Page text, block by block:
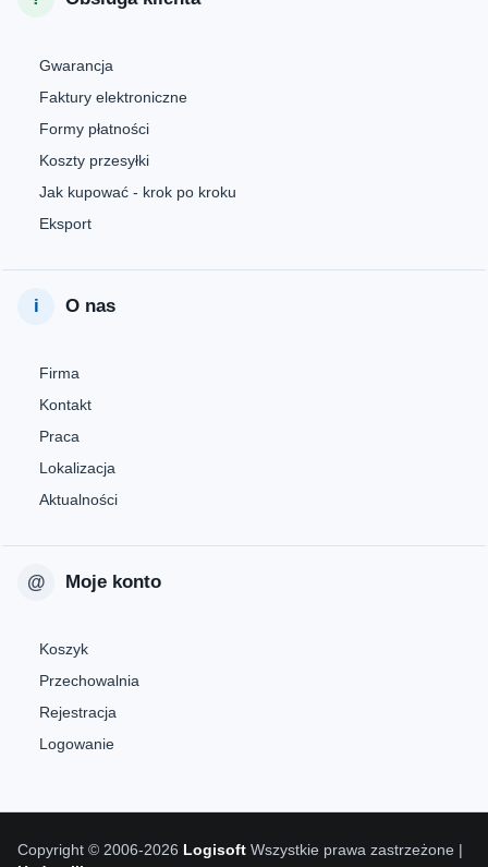
Gwarancja
Faktury elektroniczne
Formy płatności
Koszty przesyłki
Jak kupować - krok po kroku
Eksport
O nas
Firma
Kontakt
Praca
Lokalizacja
Aktualności
Moje konto
Koszyk
Przechowalnia
Rejestracja
Logowanie
Copyright © 2006-2026 Logisoft Wszystkie prawa zastrzeżone |